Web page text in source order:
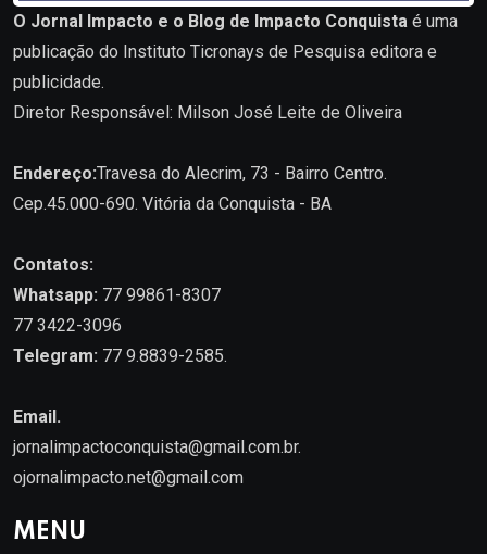
O Jornal Impacto e o Blog de Impacto Conquista é uma
publicação do Instituto Ticronays de Pesquisa editora e
publicidade.
Diretor Responsável: Milson José Leite de Oliveira
Endereço:Travesa do Alecrim, 73 - Bairro Centro.
Cep.45.000-690. Vitória da Conquista - BA
Contatos:
Whatsapp: 77 99861-8307
77 3422-3096
Telegram: 77 9.8839-2585.
Email.
jornalimpactoconquista@gmail.com.br.
ojornalimpacto.net@gmail.com
MENU